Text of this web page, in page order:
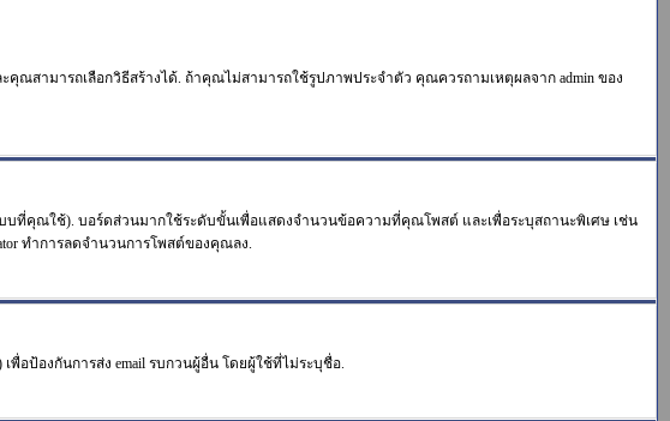
ณสามารถเลือกวิธีสร้างได้. ถ้าคุณไม่สามารถใช้รูปภาพประจำตัว คุณควรถามเหตุผลจาก admin ของ
ที่คุณใช้). บอร์ดส่วนมากใช้ระดับขั้นเพื่อแสดงจำนวนข้อความที่คุณโพสต์ และเพื่อระบุสถานะพิเศษ เช่น
ทำการลดจำนวนการโพสต์ของคุณลง.
อป้องกันการส่ง email รบกวนผู้อื่น โดยผู้ใช้ที่ไม่ระบุชื่อ.